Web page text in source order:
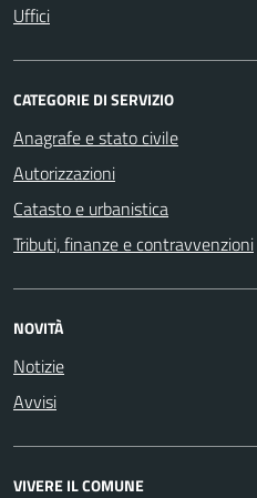
Uffici
CATEGORIE DI SERVIZIO
Anagrafe e stato civile
Autorizzazioni
Catasto e urbanistica
Tributi, finanze e contravvenzioni
NOVITÀ
Notizie
Avvisi
VIVERE IL COMUNE